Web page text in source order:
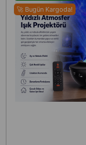
🚀 Bugün Kargoda!